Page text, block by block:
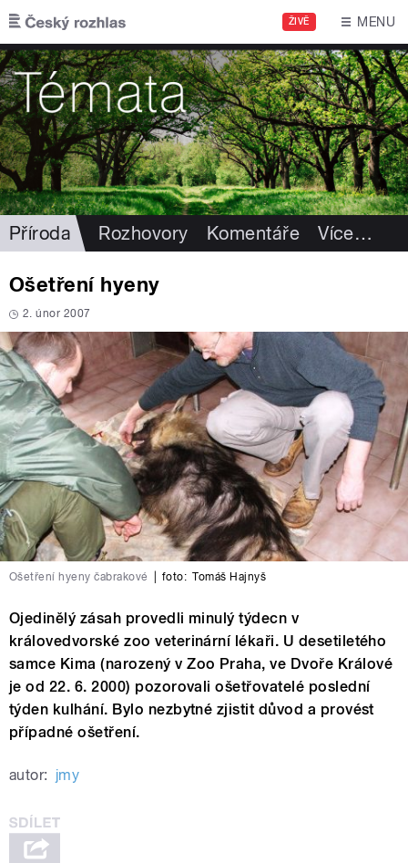
Přejít k hlavnímu obsahu
ŽIVĚ MENU
Příroda Rozhovory Komentáře Více…
Ošetření hyeny
2. únor 2007
Ošetření hyeny čabrakové foto: Tomáš Hajnyš
Ojedinělý zásah provedli minulý týdecn v
královedvorské zoo veterinární lékaři. U desetiletého
samce Kima (narozený v Zoo Praha, ve Dvoře Králové
je od 22. 6. 2000) pozorovali ošetřovatelé poslední
týden kulhání. Bylo nezbytné zjistit důvod a provést
případné ošetření.
autor: jmy